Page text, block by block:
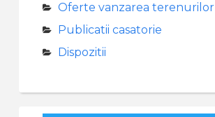
Oferte vanzarea terenurilor
Publicatii casatorie
Dispozitii